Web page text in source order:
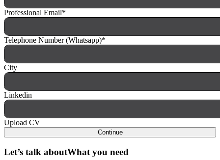
Professional Email*
Telephone Number (Whatsapp)*
City
Linkedin
Upload CV
Continue
Let’s talk aboutWhat you need